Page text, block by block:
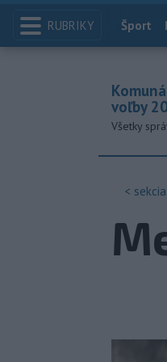
RUBRIKY Index
Šport
voľby
Všetky
< sekcia